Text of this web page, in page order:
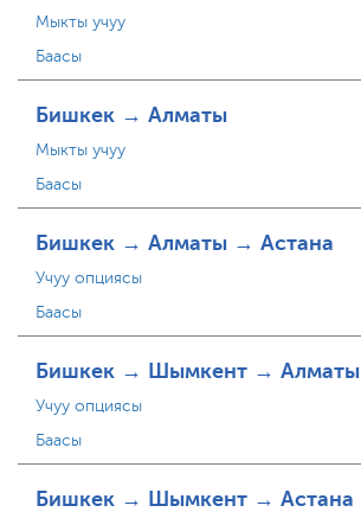
Мыкты учуу
Баасы
Бишкек → Алматы
Мыкты учуу
Баасы
Бишкек → Алматы → Астана
Учуу опциясы
Баасы
Бишкек → Шымкент → Алматы
Учуу опциясы
Баасы
Бишкек → Шымкент → Астана